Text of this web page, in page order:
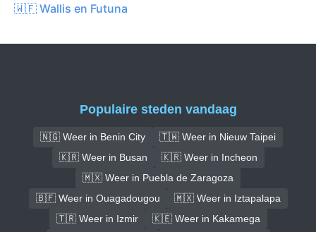
🇼🇫 Wallis en Futuna
Populaire steden vandaag
🇳🇬 Weer in Benin City
🇹🇼 Weer in Nieuw Taipei
🇰🇷 Weer in Busan
🇰🇷 Weer in Incheon
🇲🇽 Weer in Puebla de Zaragoza
🇧🇫 Weer in Ouagadougou
🇲🇽 Weer in Iztapalapa
🇹🇷 Weer in Izmir
🇰🇪 Weer in Kakamega